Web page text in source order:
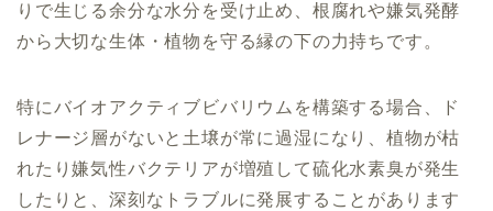
りで生じる余分な水分を受け止め、根腐れや嫌気発酵
から大切な生体・植物を守る縁の下の力持ちです。
特にバイオアクティブビバリウムを構築する場合、ド
レナージ層がないと土壌が常に過湿になり、植物が枯
れたり嫌気性バクテリアが増殖して硫化水素臭が発生
したりと、深刻なトラブルに発展することがあります